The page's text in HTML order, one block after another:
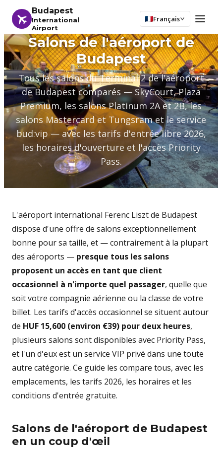
Budapest
International
Airport
Français
Salons de l'aéroport de
Budapest
Tous les salons du Terminal 2 de l'aéroport
de Budapest comparés — SkyCourt, Plaza
Premium, les salons Platinum 2A et 2B, les
salons Mastercard et Tungsram et le service
bud:vip — avec les tarifs d'entrée libre 2026,
les horaires d'ouverture et l'accès Priority
Pass.
L'aéroport international Ferenc Liszt de Budapest
dispose d'une offre de salons exceptionnellement
bonne pour sa taille, et — contrairement à la plupart
des aéroports — presque tous les salons
proposent un accès en tant que client
occasionnel à n'importe quel passager, quelle que
soit votre compagnie aérienne ou la classe de votre
billet. Les tarifs d'accès occasionnel se situent autour
de HUF 15,600 (environ €39) pour deux heures,
plusieurs salons sont disponibles avec Priority Pass,
et l'un d'eux est un service VIP privé dans une toute
autre catégorie. Ce guide les compare tous, avec les
emplacements, les tarifs 2026, les horaires et les
conditions d'entrée gratuite.
Salons de l'aéroport de Budapest
en un coup d'œil